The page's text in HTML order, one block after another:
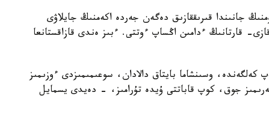
جانىندا قىرىققازىق دەگەن جەردە اكەمنىڭ جايلاۋى
قارتانىڭ ءدامىن اڭساپ ءوتتى. ءبىز ەندى قازاقستانعا
وسىنشاما بايتاق دالادان، سوعىمىمىزدى ءوزىمىز
جوق، كوپ قاباتتى ۇيدە تۇرامىز، - دەيدى يسمايل